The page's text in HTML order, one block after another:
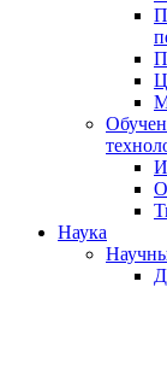
Наука